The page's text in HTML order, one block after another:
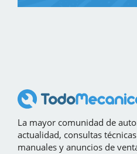
La mayor comunidad de
actualidad, consultas
manuales y anuncios de